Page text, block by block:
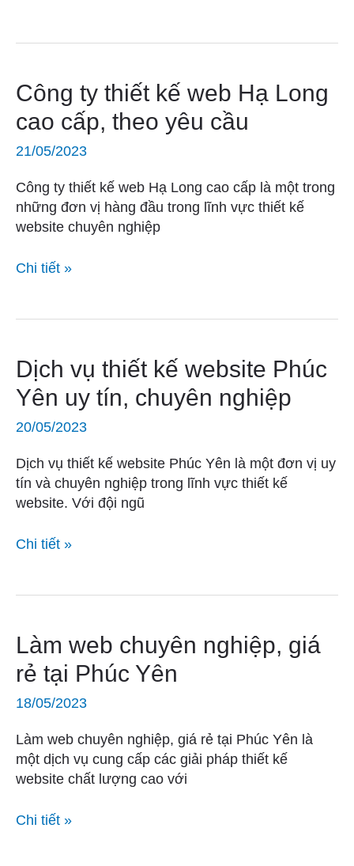
Công ty thiết kế web Hạ Long
cao cấp, theo yêu cầu
21/05/2023
Công ty thiết kế web Hạ Long cao cấp là một trong
những đơn vị hàng đầu trong lĩnh vực thiết kế
website chuyên nghiệp
Công
thiết
kế
Hạ
Long
cao
theo
Chi tiết »
Dịch vụ thiết kế website Phúc
Yên uy tín, chuyên nghiệp
20/05/2023
Dịch vụ thiết kế website Phúc Yên là một đơn vị uy
tín và chuyên nghiệp trong lĩnh vực thiết kế
website. Với đội ngũ
Dịch
thiết
kế
Phúc
Yên
uy
chuyên
Chi tiết »
Làm web chuyên nghiệp, giá
rẻ tại Phúc Yên
18/05/2023
Làm web chuyên nghiệp, giá rẻ tại Phúc Yên là
một dịch vụ cung cấp các giải pháp thiết kế
website chất lượng cao với
Làm
chuyên
nghiệp,
rẻ
tại
Phúc
Chi tiết »